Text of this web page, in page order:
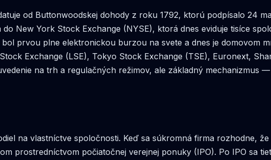
od Buttonwoodskej dohody z roku 1792, ktorú podpísalo 24
New York Stock Exchange (NYSE), ktorá dnes eviduje tisíce
prvou plne elektronickou burzou na svete a dnes je domovom
Exchange (LSE), Tokyo Stock Exchange (TSE), Euronext,
na trh a regulačných režimov, ale základný mechanizmus
na vlastníctve spoločnosti. Keď sa súkromná firma rozhodne,
prostredníctvom počiatočnej verejnej ponuky (IPO). Po IPO sa